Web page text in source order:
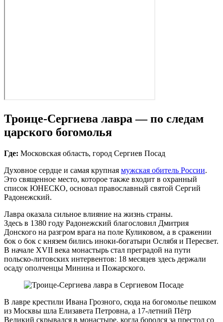
Троице‑Сергиева лавра — по следам
царского богомолья
Где: Московская область, город Сергиев Посад
Духовное сердце и самая крупная мужская обитель России.
Это священное место, которое также входит в охранный
список ЮНЕСКО, основал православный святой Сергий
Радонежский.
Лавра оказала сильное влияние на жизнь страны.
Здесь в 1380 году Радонежский благословил Дмитрия
Донского на разгром врага на поле Куликовом, а в сражении
бок о бок с князем бились иноки‑богатыри Ослябя и Пересвет.
В начале XVII века монастырь стал преградой на пути
польско‑литовских интервентов: 18 месяцев здесь держали
осаду ополченцы Минина и Пожарского.
В лавре крестили Ивана Грозного, сюда на богомолье пешком
из Москвы шла Елизавета Петровна, а 17-летний Пётр
Великий скрывался в монастыре, когда боролся за престол со